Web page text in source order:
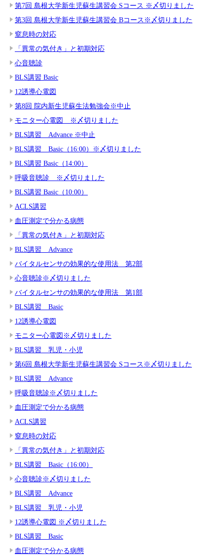
第7回 島根大学新生児蘇生講習会 Sコース ※〆切りました
第3回 島根大学新生児蘇生講習会 Bコース※〆切りました
窒息時の対応
「異常の気付き」と初期対応
心音聴診
BLS講習 Basic
12誘導心電図
第8回 院内新生児蘇生法勉強会※中止
モニター心電図 ※〆切りました
BLS講習 Advance ※中止
BLS講習 Basic（16:00）※〆切りました
BLS講習 Basic（14:00）
呼吸音聴診 ※〆切りました
BLS講習 Basic（10:00）
ACLS講習
血圧測定で分かる病態
「異常の気付き」と初期対応
BLS講習 Advance
バイタルセンサの効果的な使用法 第2部
心音聴診※〆切りました
バイタルセンサの効果的な使用法 第1部
BLS講習 Basic
12誘導心電図
モニター心電図※〆切りました
BLS講習 乳児・小児
第6回 島根大学新生児蘇生講習会 Sコース※〆切りました
BLS講習 Advance
呼吸音聴診※〆切りました
血圧測定で分かる病態
ACLS講習
窒息時の対応
「異常の気付き」と初期対応
BLS講習 Basic（16:00）
心音聴診※〆切りました
BLS講習 Advance
BLS講習 乳児・小児
12誘導心電図 ※〆切りました
BLS講習 Basic
血圧測定で分かる病態